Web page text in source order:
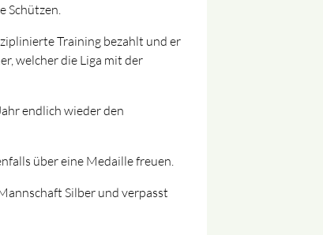
Schützen.
Training bezahlt und er
welcher die Liga mit der
endlich wieder den
über eine Medaille freuen.
Silber und verpasst